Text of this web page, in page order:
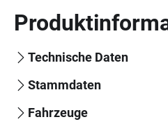
Technische Daten
Stammdaten
Fahrzeuge